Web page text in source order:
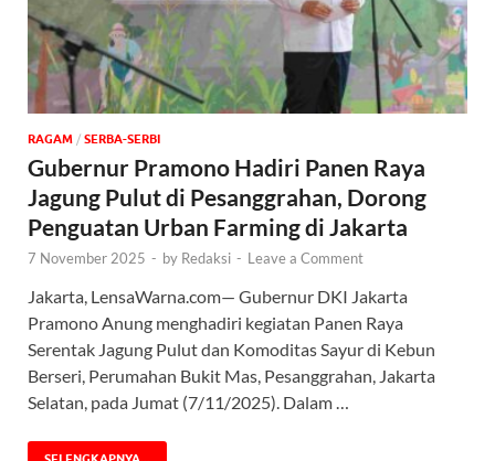
‎RAGAM / SERBA-SERBI
Gubernur Pramono Hadiri Panen Raya
Jagung Pulut di Pesanggrahan, Dorong
Penguatan Urban Farming di Jakarta
7 November 2025 - by Redaksi - Leave a Comment
Jakarta, LensaWarna.com— Gubernur DKI Jakarta
Pramono Anung menghadiri kegiatan Panen Raya
Serentak Jagung Pulut dan Komoditas Sayur di Kebun
Berseri, Perumahan Bukit Mas, Pesanggrahan, Jakarta
Selatan, pada Jumat (7/11/2025). Dalam …